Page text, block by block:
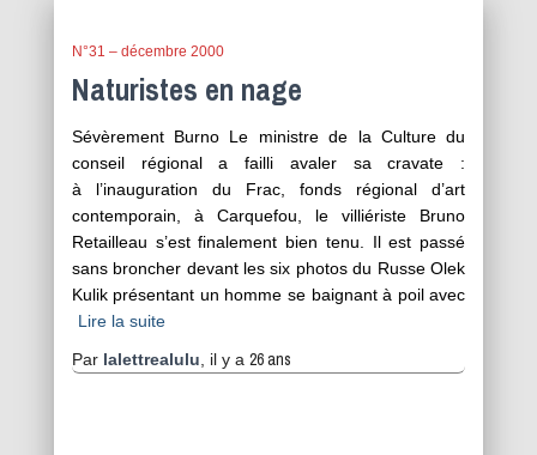
N°31 – décembre 2000
Naturistes en nage
Sévèrement Burno Le ministre de la Culture du
conseil régional a failli avaler sa cravate :
à l’inauguration du Frac, fonds régional d’art
contemporain, à Carquefou, le villiériste Bruno
Retailleau s’est finalement bien tenu. Il est passé
sans broncher devant les six photos du Russe Olek
Kulik présentant un homme se baignant à poil avec
Lire la suite
Par lalettrealulu , il y a 26 ans